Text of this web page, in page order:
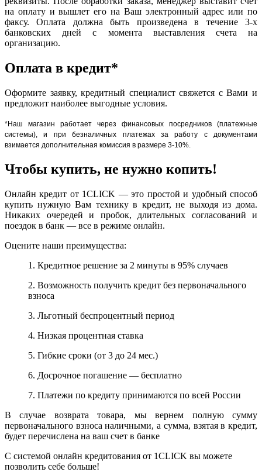
на оплату и вышлет его на Ваш электронный адрес или по
факсу. Оплата должна быть произведена в течение 3-х
банковских дней с момента выставления счета на
организацию.
Оплата в кредит*
Оформите заявку, кредитный специалист свяжется с Вами и
предложит наиболее выгодные условия.
*Наш магазин работает через финансовых посредников (платежные
системы), и при безналичных платежах за работу с документами
взимается дополнительная комиссия в размере 3-10%.
Чтобы купить, не нужно копить!
Онлайн кредит от 1CLICK — это простой и удобный способ
купить нужную Вам технику в кредит, не выходя из дома.
Никаких очередей и пробок, длительных согласований и
поездок в банк — все в режиме онлайн.
Оцените наши преимущества:
1. Кредитное решение за 2 минуты в 95% случаев
2. Возможность получить кредит без первоначального
взноса
3. Льготный беспроцентный период
4. Низкая процентная ставка
5. Гибкие сроки (от 3 до 24 мес.)
6. Досрочное погашение — бесплатно
7. Платежи по кредиту принимаются по всей России
В случае возврата товара, мы вернем полную сумму
первоначального взноса наличными, а сумма, взятая в кредит,
будет перечислена на ваш счет в банке
С системой онлайн кредитования от 1CLICK вы можете
позволить себе больше!